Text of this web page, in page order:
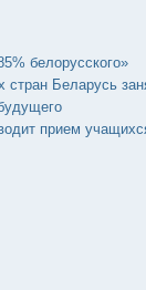
белорусского»
стран Беларусь
прием